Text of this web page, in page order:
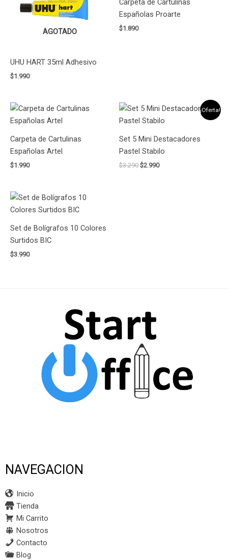
AGOTADO
UHU HART 35ml Adhesivo
$1.990
Carpeta de Cartulinas
Españolas Proarte
$1.890
Carpeta de Cartulinas
Españolas Artel
$1.990
¡Oferta!
Set 5 Mini Destacadores
Pastel Stabilo
$3.290
El
original
$3.290.
$2.990
El
actual
$2.990.
Set de Bolígrafos 10 Colores
Surtidos BIC
$3.990
NAVEGACION
Inicio
Tienda
Mi Carrito
Nosotros
Contacto
Blog